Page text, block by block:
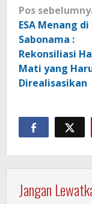
Navigasi
pos
Pos
ESA Menang di
Sabonama :
Rekonsiliasi
Mati yang
Direalisasikan
Jangan